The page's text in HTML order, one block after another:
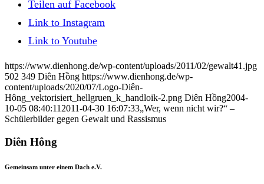
Teilen auf Facebook
Link to Instagram
Link to Youtube
https://www.dienhong.de/wp-content/uploads/2011/02/gewalt41.jpg
502 349 Diên Hồng https://www.dienhong.de/wp-
content/uploads/2020/07/Logo-Diên-
Hông_vektorisiert_hellgruen_k_handloik-2.png Diên Hồng2004-
10-05 08:40:11 2011-04-30 16:07:33„Wer, wenn nicht wir?“ –
Schülerbilder gegen Gewalt und Rassismus
Diên Hông
Gemeinsam unter einem Dach e.V.